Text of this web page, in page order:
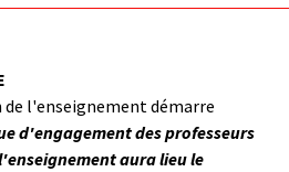
de l'enseignement démarre
d'engagement des professeurs
aura lieu le